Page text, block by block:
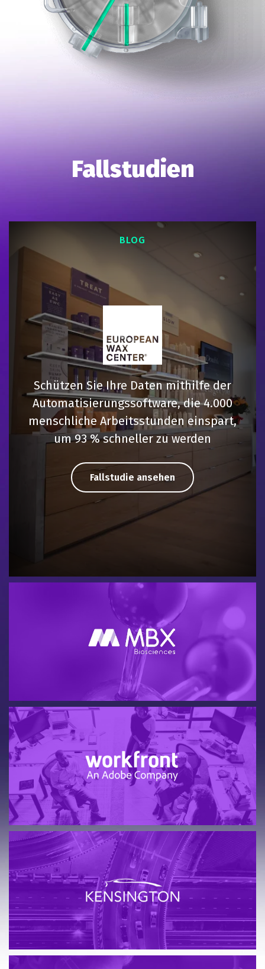
Fallstudien
BLOG
Schützen Sie Ihre Daten mithilfe der
Automatisierungssoftware, die 4.000
menschliche Arbeitsstunden einspart,
um 93 % schneller zu werden
Fallstudie ansehen